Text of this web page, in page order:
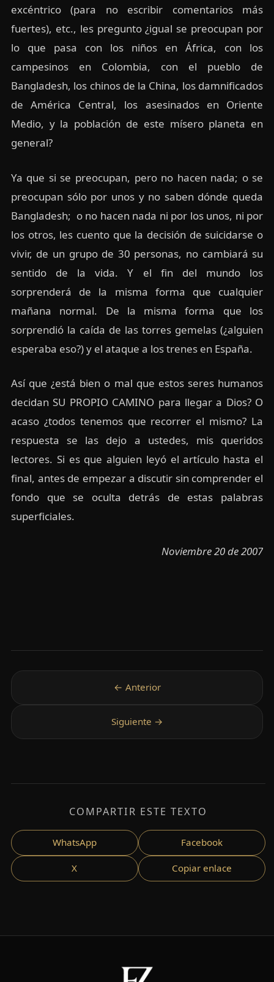
excéntrico (para no escribir comentarios más
fuertes), etc., les pregunto ¿igual se preocupan por
lo que pasa con los niños en África, con los
campesinos en Colombia, con el pueblo de
Bangladesh, los chinos de la China, los damnificados
de América Central, los asesinados en Oriente
Medio, y la población de este mísero planeta en
general?
Ya que si se preocupan, pero no hacen nada; o se
preocupan sólo por unos y no saben dónde queda
Bangladesh; o no hacen nada ni por los unos, ni por
los otros, les cuento que la decisión de suicidarse o
vivir, de un grupo de 30 personas, no cambiará su
sentido de la vida. Y el fin del mundo los
sorprenderá de la misma forma que cualquier
mañana normal. De la misma forma que los
sorprendió la caída de las torres gemelas (¿alguien
esperaba eso?) y el ataque a los trenes en España.
Así que ¿está bien o mal que estos seres humanos
decidan SU PROPIO CAMINO para llegar a Dios? O
acaso ¿todos tenemos que recorrer el mismo? La
respuesta se las dejo a ustedes, mis queridos
lectores. Si es que alguien leyó el artículo hasta el
final, antes de empezar a discutir sin comprender el
fondo que se oculta detrás de estas palabras
superficiales.
Noviembre 20 de 2007
COMPARTIR ESTE TEXTO
WhatsApp Facebook
X Copiar enlace